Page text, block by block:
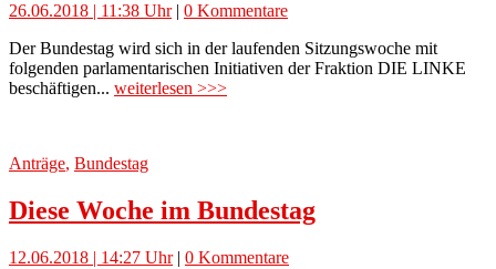
26.06.2018 | 11:38 Uhr| 0 Kommentare
Der Bundestag wird sich in der laufenden Sitzungswoche mit
folgenden parlamentarischen Initiativen der Fraktion DIE LINKE
beschäftigen... weiterlesen >>>
Anträge, Bundestag
Diese Woche im Bundestag
12.06.2018 | 14:27 Uhr| 0 Kommentare